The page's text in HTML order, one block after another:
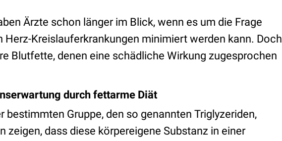
Ärzte schon länger im Blick, wenn es um die Frage
Herz-Kreislauferkrankungen minimiert werden kann. Doch
Blutfette, denen eine schädliche Wirkung zugesprochen
durch fettarme Diät
bestimmten Gruppe, den so genannten Triglyzeriden,
zeigen, dass diese körpereigene Substanz in einer